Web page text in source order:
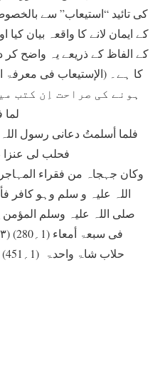
کی تائید “استیعاب” سے
کے ایمان لانے کا واقعہ بیان کیا
کے الفاظ کے ذریعے یہ واضح کر
لما
فلما أسلمتُ دعانی رسول
فحلب لی عنزا ،7؍ . (230 (۲) (الثقات لابن
وکان جہجاہ من فقراء
اللہ علیہ و سلم وہو کافر
صلی اللہ علیہ وسلم
حلاب شاۃ واحدۃ (1؍451) (۴)(شرح مشکل الآثار للطحاوی)